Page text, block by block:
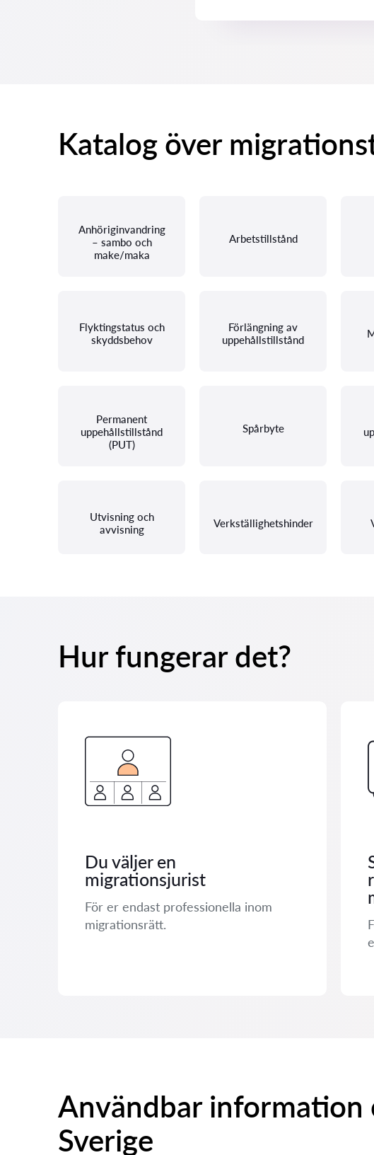
Katalog över
Anhöriginvandring
– sambo och
make/maka
Arbetstillstånd
Flyktingstatus och
skyddsbehov
Förlängning av
uppehållstillstånd
Permanent
uppehållstillstånd
(PUT)
Spårbyte
Utvisning och
avvisning
Verkställighetshinder
Hur fungerar det?
Du väljer en
migrationsjurist
För er endast professionella inom
migrationsrätt.
Användbar
Sverige